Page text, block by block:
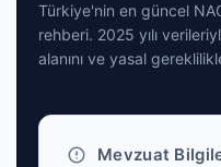
Türkiye'nin en güncel
rehberi. 2025 yılı
alanını ve yasal
Mevzuat